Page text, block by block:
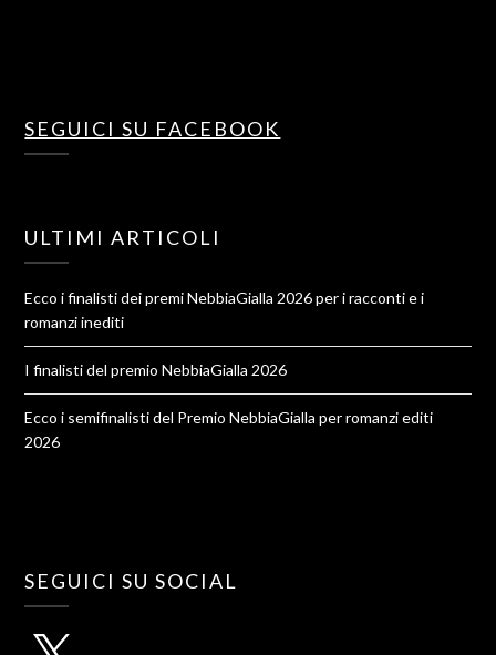
SEGUICI SU FACEBOOK
ULTIMI ARTICOLI
Ecco i finalisti dei premi NebbiaGialla 2026 per i racconti e i
romanzi inediti
I finalisti del premio NebbiaGialla 2026
Ecco i semifinalisti del Premio NebbiaGialla per romanzi editi
2026
SEGUICI SU SOCIAL